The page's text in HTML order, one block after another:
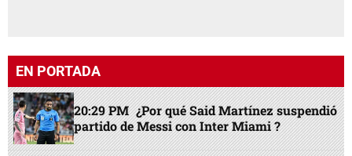
EN PORTADA
20:29 PM ¿Por qué Said Martínez suspendió
partido de Messi con Inter Miami ?